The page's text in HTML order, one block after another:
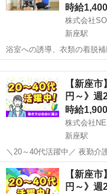
時給
株式会社
新座駅
浴室への誘導、衣類の着脱
トを担当。 安全に配慮しな
行います。 ・お客様のコミュニケーションを図るお手伝いをします ・
身体介助（着脱、入浴介助
【新座
円～》
時給
株式会社
新座駅
＼20～40代活躍中／ 夜勤介護 週2～ 新座市の福祉施設 */* *しっかり稼
げる!夜勤のお仕事* *＼* 入居者さんの生活のサポートをお願いしま
す。 夜勤なので巡回・見守
しま...
埼玉 新座市 新座駅
【新座
円～》